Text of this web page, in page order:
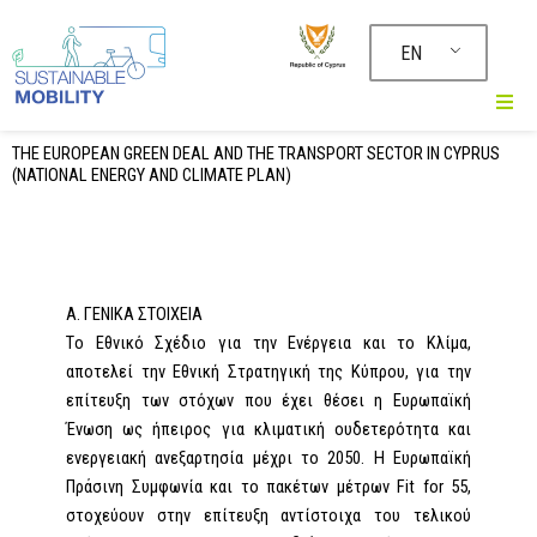
περιεχόμενο
EN
THE EUROPEAN GREEN DEAL AND THE TRANSPORT SECTOR IN CYPRUS
(NATIONAL ENERGY AND CLIMATE PLAN)
Α. ΓΕΝΙΚΑ ΣΤΟΙΧΕΙΑ
Tο Εθνικό Σχέδιο για την Ενέργεια και το Κλίμα,
αποτελεί την Εθνική Στρατηγική της Κύπρου, για την
επίτευξη των στόχων που έχει θέσει η Ευρωπαϊκή
Ένωση ως ήπειρος για κλιματική ουδετερότητα και
ενεργειακή ανεξαρτησία μέχρι το 2050. Η Ευρωπαϊκή
Πράσινη Συμφωνία και το πακέτων μέτρων Fit for 55,
στοχεύουν στην επίτευξη αντίστοιχα του τελικού